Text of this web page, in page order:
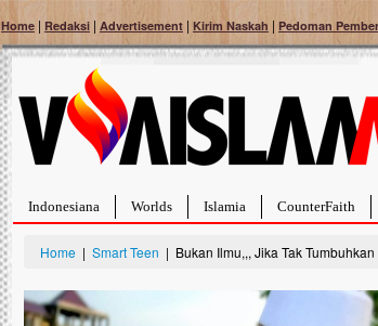
Home | Redaksi | Advertisement | Kirim Naskah | Pedoman
Indonesiana Worlds Islamia CounterFaith
Home | Smart Teen | Bukan Ilmu,,, Jika Tak